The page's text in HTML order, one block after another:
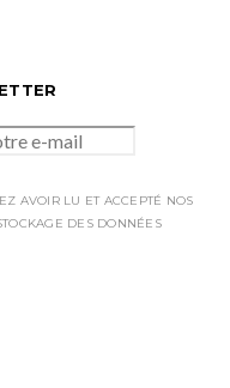
AVOIR LU ET ACCEPTÉ NOS
DES DONNÉES